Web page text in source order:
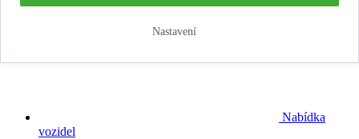
Nastavení
Nabídka
vozidel